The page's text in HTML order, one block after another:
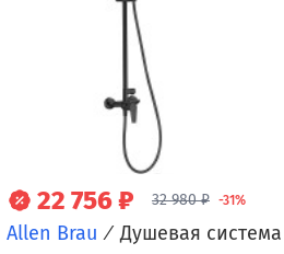
22 756 ₽ 32 980 ₽ -31%
Allen Brau / Душевая система